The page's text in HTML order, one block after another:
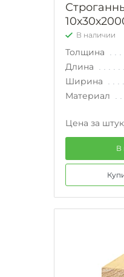
В наличии
Толщина
Длина
Ширина
Материал
Цена за
В